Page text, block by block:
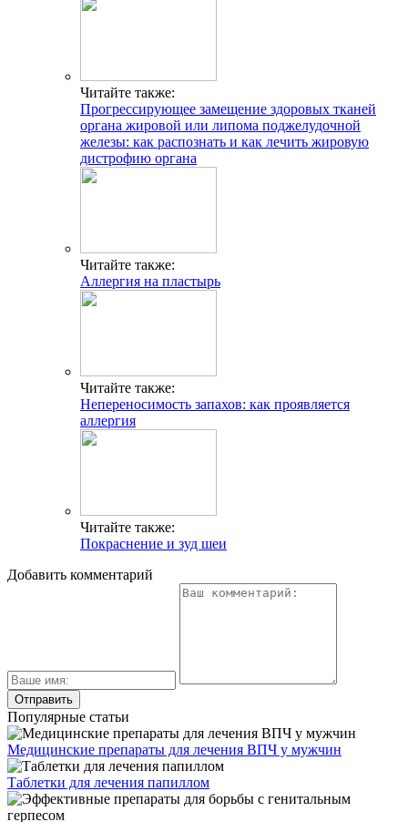
Читайте также:
Прогрессирующее замещение здоровых тканей
органа жировой или липома поджелудочной
железы: как распознать и как лечить жировую
дистрофию органа
Читайте также:
Аллергия на пластырь
Читайте также:
Непереносимость запахов: как проявляется
аллергия
Читайте также:
Покраснение и зуд шеи
Добавить комментарий
Популярные статьи
Медицинские препараты для лечения ВПЧ у мужчин
Таблетки для лечения папиллом